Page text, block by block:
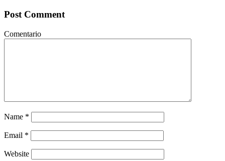
Post Comment
Comentario
Name *
Email *
Website